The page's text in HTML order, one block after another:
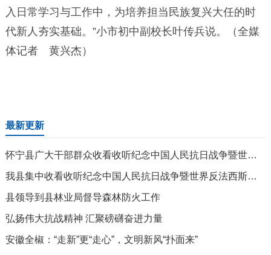
入日常学习与工作中，为培养担当民族复兴大任的时
代新人夯实基础。”小市初中副校长叶传兵说。（全媒
体记者 黄兴杰）
最新更新
怀宁县广大干部群众收看收听纪念中国人民抗日战争暨世界反法西斯战争胜利80周年大会
我县集中收看收听纪念中国人民抗日战争暨世界反法西斯战争胜利80周年大会
县领导到县林业局督导森林防火工作
弘扬伟大抗战精神 汇聚磅礴奋进力量
安徽全椒：“走新”更“走心”，文明新风“扑面来”